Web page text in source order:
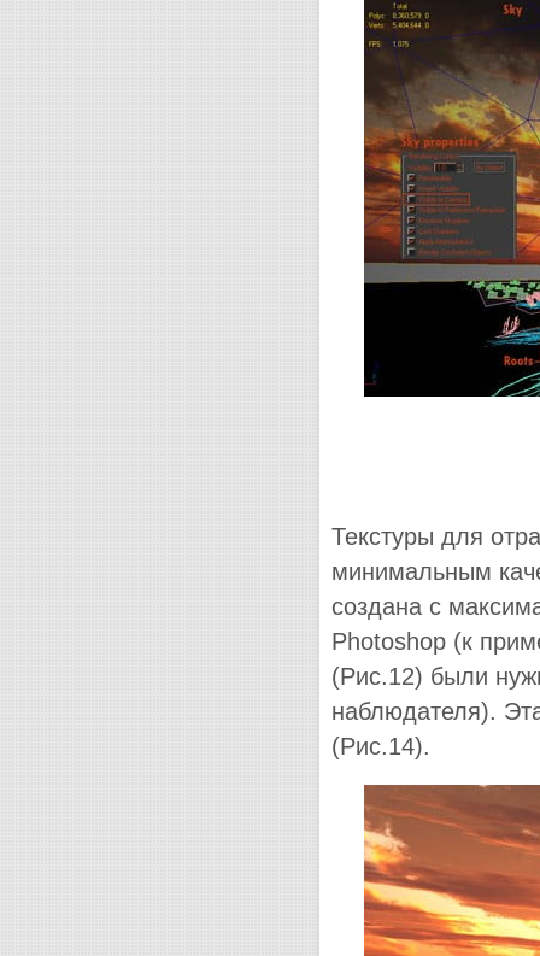
Текстуры для
минимальным
создана с
Photoshop (к
(Рис.12) были
наблюдателя).
(Рис.14).